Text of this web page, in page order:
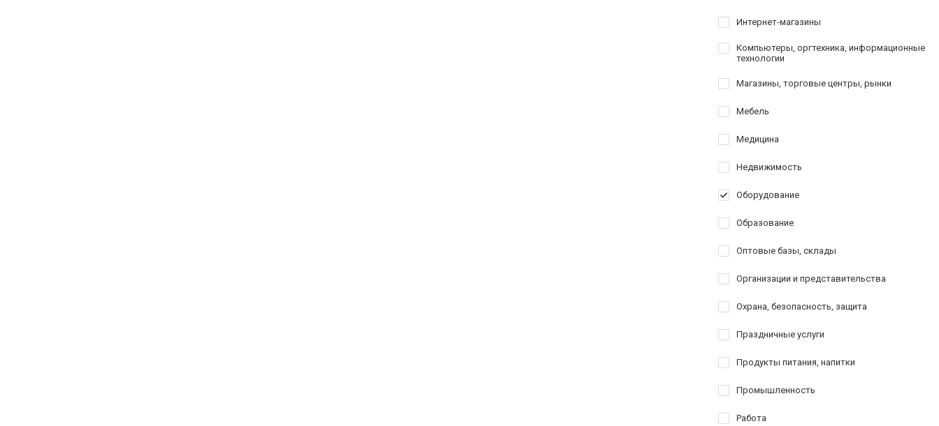
Интернет-магазины
Компьютеры, оргтехника, информационные
технологии
Магазины, торговые центры, рынки
Мебель
Медицина
Недвижимость
Оборудование
Образование
Оптовые базы, склады
Организации и представительства
Охрана, безопасность, защита
Праздничные услуги
Продукты питания, напитки
Промышленность
Работа